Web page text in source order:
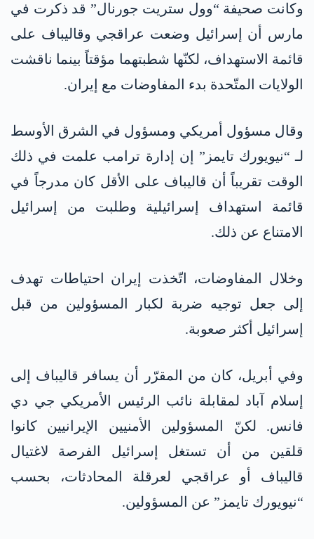
وكانت صحيفة “وول ستريت جورنال” قد ذكرت في
مارس أن إسرائيل وضعت عراقجي وقاليباف على
قائمة الاستهداف، لكنّها شطبتهما مؤقتاً بينما ناقشت
الولايات المتّحدة بدء المفاوضات مع إيران.
وقال مسؤول أمريكي ومسؤول في الشرق الأوسط
لـ “نيويورك تايمز” إن إدارة ترامب علمت في ذلك
الوقت تقريباً أن قاليباف على الأقل كان مدرجاً في
قائمة استهداف إسرائيلية وطلبت من إسرائيل
الامتناع عن ذلك.
وخلال المفاوضات، اتّخذت إيران احتياطات تهدف
إلى جعل توجيه ضربة لكبار المسؤولين من قبل
إسرائيل أكثر صعوبة.
وفي أبريل، كان من المقرّر أن يسافر قاليباف إلى
إسلام آباد لمقابلة نائب الرئيس الأمريكي جي دي
فانس. لكنّ المسؤولين الأمنيين الإيرانيين كانوا
قلقين من أن تستغل إسرائيل الفرصة لاغتيال
قاليباف أو عراقجي لعرقلة المحادثات، بحسب
“نيويورك تايمز” عن المسؤولين.